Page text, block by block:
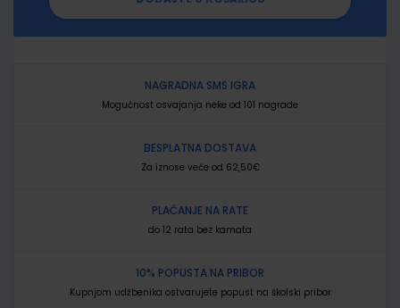
NAGRADNA SMS IGRA
Mogućnost osvajanja neke od 101 nagrade
BESPLATNA DOSTAVA
Za iznose veće od 62,50€
PLAĆANJE NA RATE
do 12 rata bez kamata
10% POPUSTA NA PRIBOR
Kupnjom udžbenika ostvarujete popust na školski pribor